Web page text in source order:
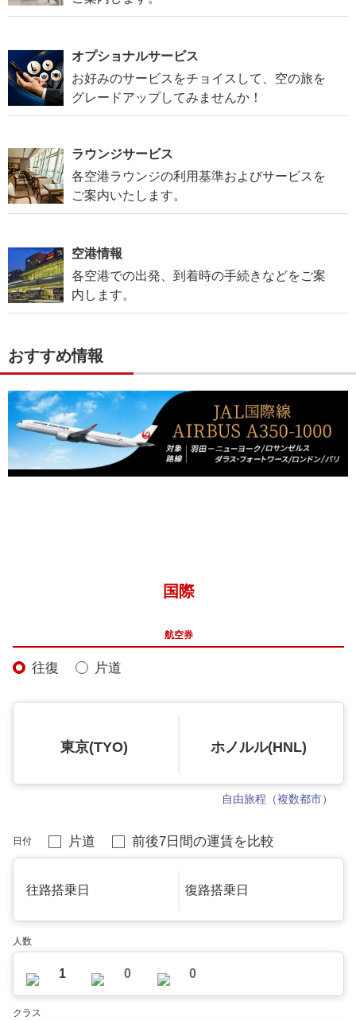
オプショナルサービス
お好みのサービスをチョイスして、空の旅を
グレードアップしてみませんか！
ラウンジサービス
各空港ラウンジの利用基準およびサービスを
ご案内いたします。
空港情報
各空港での出発、到着時の手続きなどをご案
内します。
おすすめ情報
国際
航空券
往復 片道
東京(TYO) ホノルル(HNL)
自由旅程（複数都市）
日付 片道 前後7日間の運賃を比較
往路搭乗日 復路搭乗日
人数
1 0 0
クラス